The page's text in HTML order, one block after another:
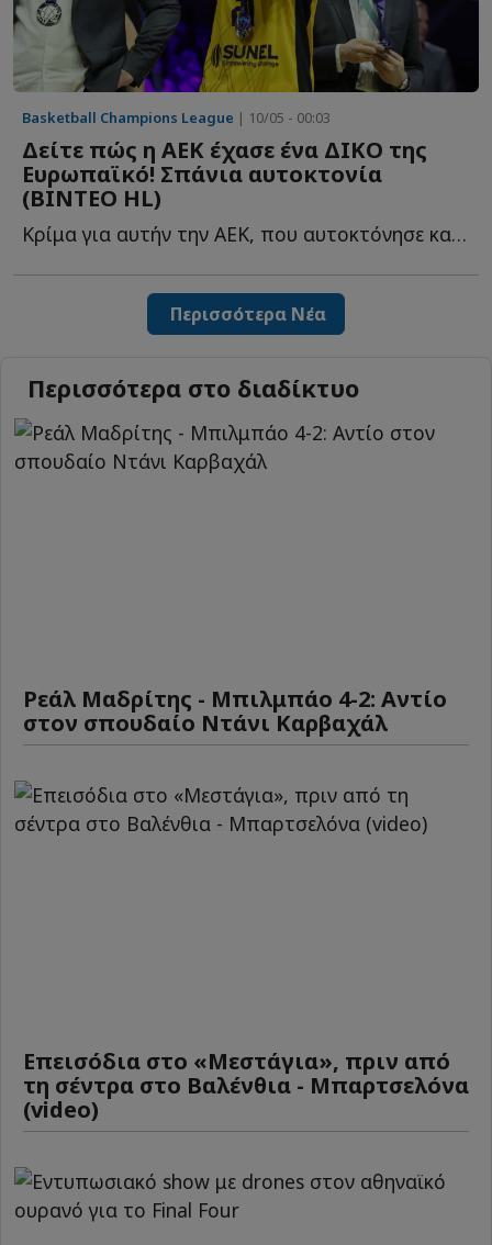
Basketball Champions League | 10/05 - 00:03
Δείτε πώς η ΑΕΚ έχασε ένα ΔΙΚΟ της
Ευρωπαϊκό! Σπάνια αυτοκτονία
(ΒΙΝΤΕΟ HL)
Κρίμα για αυτήν την ΑΕΚ, που αυτοκτόνησε και έχασε με 86...
Περισσότερα Νέα
Περισσότερα στο διαδίκτυο
Ρεάλ Μαδρίτης - Μπιλμπάο 4-2: Αντίο
στον σπουδαίο Ντάνι Καρβαχάλ
Επεισόδια στο «Μεστάγια», πριν από
τη σέντρα στο Βαλένθια - Μπαρτσελόνα
(video)